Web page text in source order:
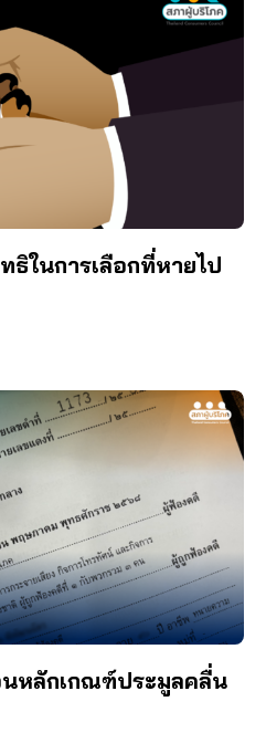
ธิในการเลือกที่หายไป
หลักเกณฑ์ประมูลคลื่น